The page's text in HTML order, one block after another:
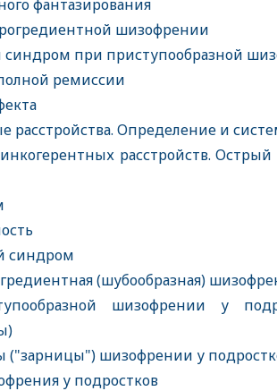
фантазирования
шизофрении
при приступообразной
ремиссии
расстройства. Определение и
расстройств. Острый
синдром
(шубообразная)
шизофрении у
шизофрении у
у подростков